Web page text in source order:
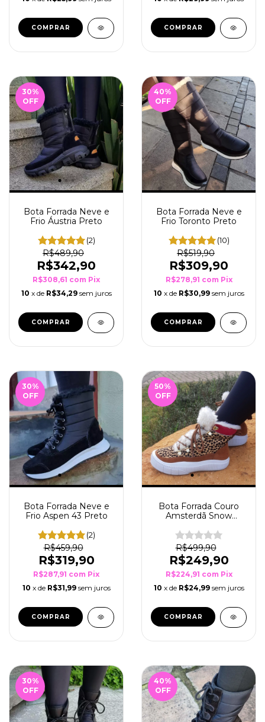
COMPRAR COMPRAR
30%
OFF
Bota Forrada Neve e
Frio Áustria Preto
(2)
R$489,90
R$342,90
R$308,61 com Pix
10 x de R$34,29 sem juros
COMPRAR
40%
OFF
Bota Forrada Neve e
Frio Toronto Preto
(10)
R$519,90
R$309,90
R$278,91 com Pix
10 x de R$30,99 sem juros
COMPRAR
30%
OFF
Bota Forrada Neve e
Frio Aspen 43 Preto
(2)
R$459,90
R$319,90
R$287,91 com Pix
10 x de R$31,99 sem juros
COMPRAR
50%
OFF
Bota Forrada Couro
Amsterdã Snow
R$499,90
R$249,90
R$224,91 com Pix
10 x de R$24,99 sem juros
COMPRAR
30%
OFF
40%
OFF